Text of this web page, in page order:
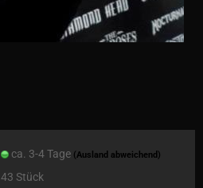
ca. 3-4 Tage (Ausland abweichend)
43Stück